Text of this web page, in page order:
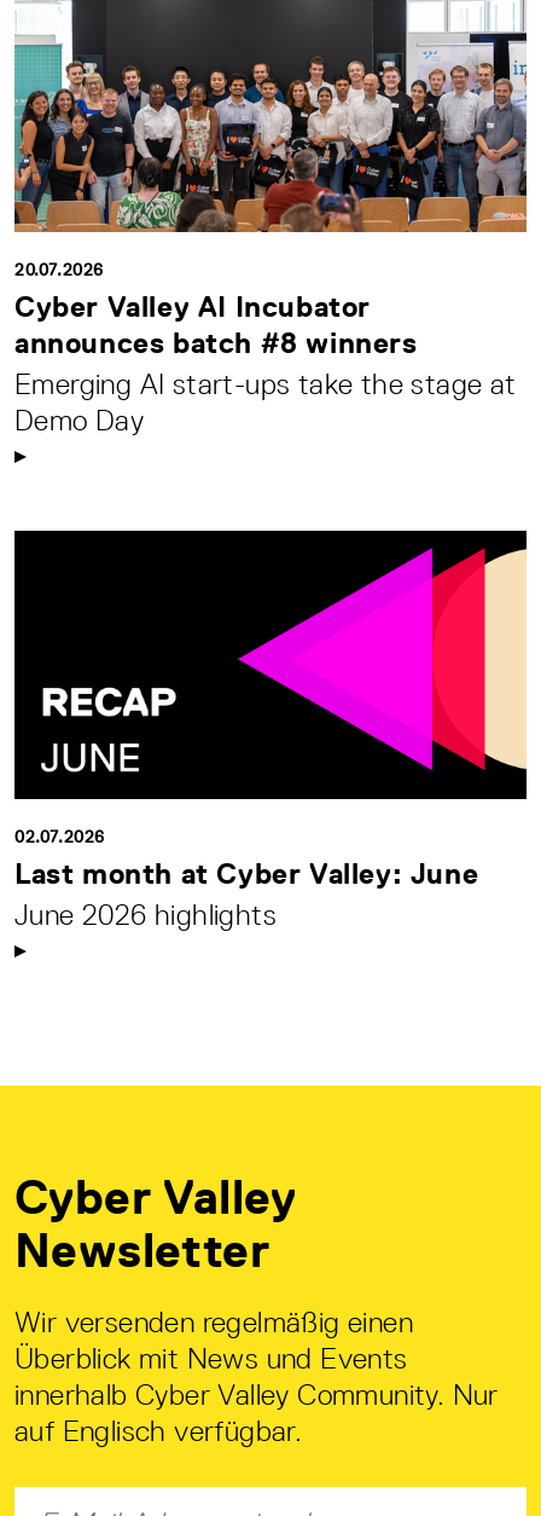
20.07.2026
Cyber Valley AI Incubator
announces batch #8 winners
Emerging AI start-ups take the stage at
Demo Day
02.07.2026
Last month at Cyber Valley: June
June 2026 highlights
Cyber Valley
Newsletter
Wir versenden regelmäßig einen
Überblick mit News und Events
innerhalb Cyber Valley Community. Nur
auf Englisch verfügbar.